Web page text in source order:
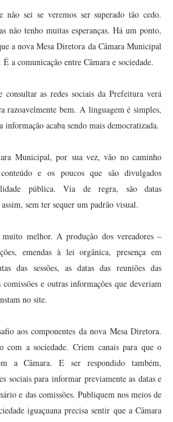
não sei se veremos ser superado tão cedo.
não tenho muitas esperanças. Há um ponto,
a nova Mesa Diretora da Câmara Municipal
a comunicação entre Câmara e sociedade.
consultar as redes sociais da Prefeitura verá
razoavelmente bem. A linguagem é simples,
informação acaba sendo mais democratizada.
Municipal, por sua vez, vão no caminho
e os poucos que são divulgados
pública. Via de regra, são datas
sem ter sequer um padrão visual.
melhor. A produção dos vereadores –
emendas à lei orgânica, presença em
das sessões, as datas das reuniões das
e outras informações que deveriam
no site.
aos componentes da nova Mesa Diretora.
com a sociedade. Criem canais para que o
a Câmara. E ser respondido também,
sociais para informar previamente as datas e
e das comissões. Publiquem nos meios de
iguaçuana precisa sentir que a Câmara